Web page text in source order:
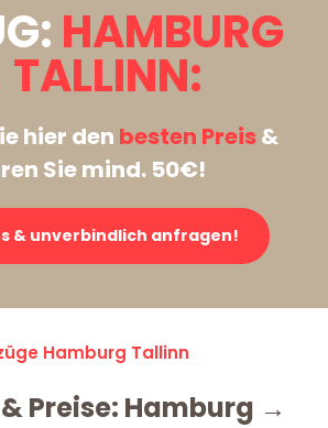
HAMBURG
hier den besten Preis&
Sie mind. 50€!
& unverbindlich anfragen!
Hamburg Tallinn
Preise: Hamburg →